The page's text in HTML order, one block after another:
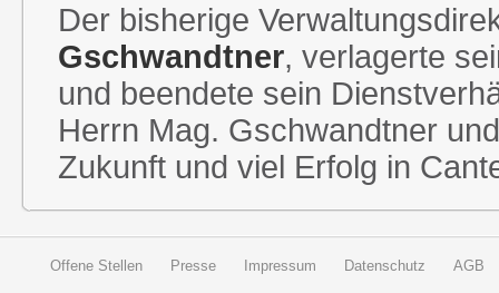
Der bisherige
Gschwandtner, verlagerte
und beendete sein
Herrn Mag. Gschwandtner
Zukunft und viel Erfolg in
Offene Stellen Presse Impressum Datenschutz AGB